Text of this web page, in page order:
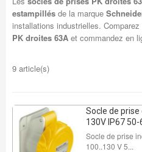
estampillés de la marque
installations industrielles.
PK droites 63A et commandez en
9 article(s)
Socle de
130V IP67 50-
Socle de prise
100..130 V 5...